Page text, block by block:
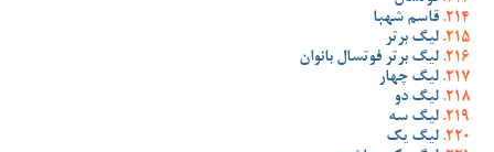
قاسم شهبا
لیگ برتر
لیگ برتر فوتسال بانوان
لیگ چهار
لیگ دو
لیگ سه
لیگ یک